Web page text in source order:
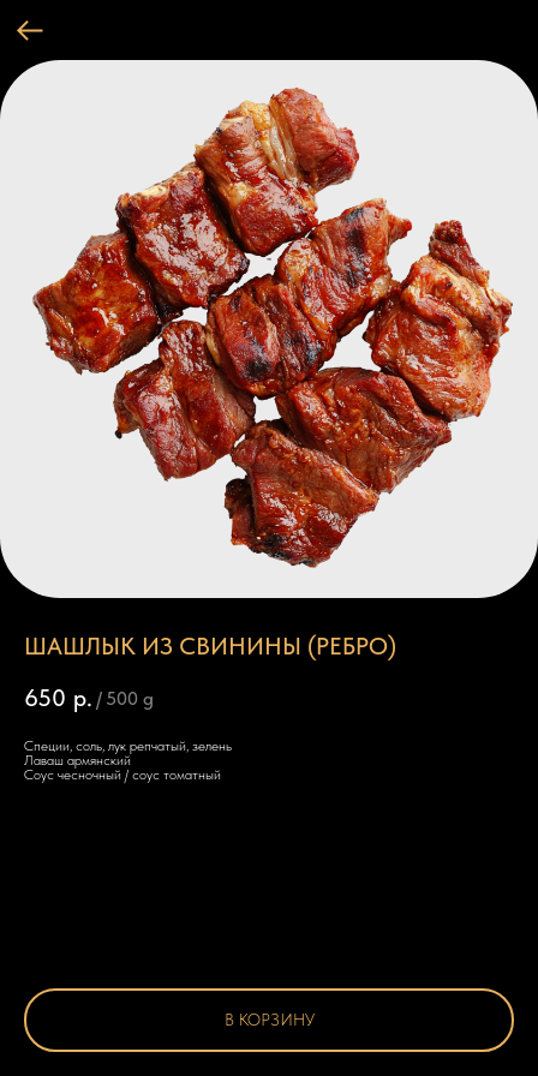
ШАШЛЫК ИЗ СВИНИНЫ (РЕБРО)
650 р. / 500 g
В КОРЗИНУ
Специи, соль, лук репчатый, зелень
Лаваш армянский
Соус чесночный / соус томатный